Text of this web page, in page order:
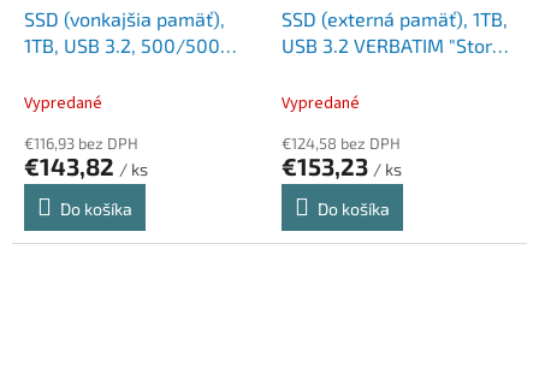
SSD (vonkajšia pamäť),
1TB, USB 3.2, 500/500
Vypredané
€116,93 bez DPH
€143,82 / ks
Do košíka
SSD (externá pamäť), 1TB,
USB 3.2 VERBATIM "Store
Vypredané
€124,58 bez DPH
€153,23 / ks
Do košíka